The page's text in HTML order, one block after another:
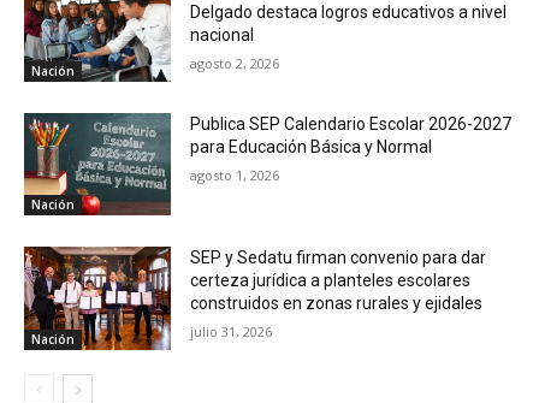
Nación
Delgado destaca logros educativos a nivel
nacional
agosto 2, 2026
Nación
Publica SEP Calendario Escolar 2026-2027
para Educación Básica y Normal
agosto 1, 2026
Nación
SEP y Sedatu firman convenio para dar
certeza jurídica a planteles escolares
construidos en zonas rurales y ejidales
julio 31, 2026